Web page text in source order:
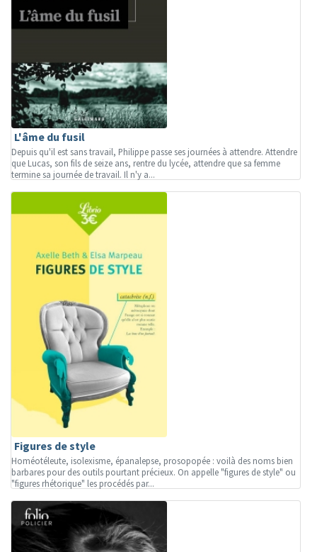
L'âme du fusil
Depuis qu'il est sans travail, Philippe passe ses journées à attendre. Attendre
que Lucas, son fils de seize ans, rentre du lycée, attendre que sa femme
termine sa journée de travail. Il n'y a...
Figures de style
Homéotéleute, isolexisme, épanalepse, prosopopée : voilà des noms bien
barbares pour des outils pourtant précieux. On appelle "figures de style" ou
"figures rhétorique" les procédés par...